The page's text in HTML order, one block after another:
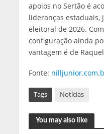
apoios no Sertão é
lideranças estaduais,
eleitoral de 2026.
configuração ainda
vantagem é de
Fonte:
Tags Notícias
You may also like